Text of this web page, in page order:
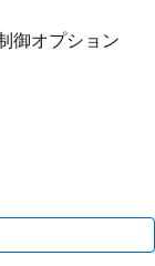
御オプション